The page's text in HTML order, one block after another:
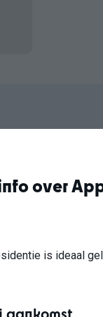
over
is ideaal